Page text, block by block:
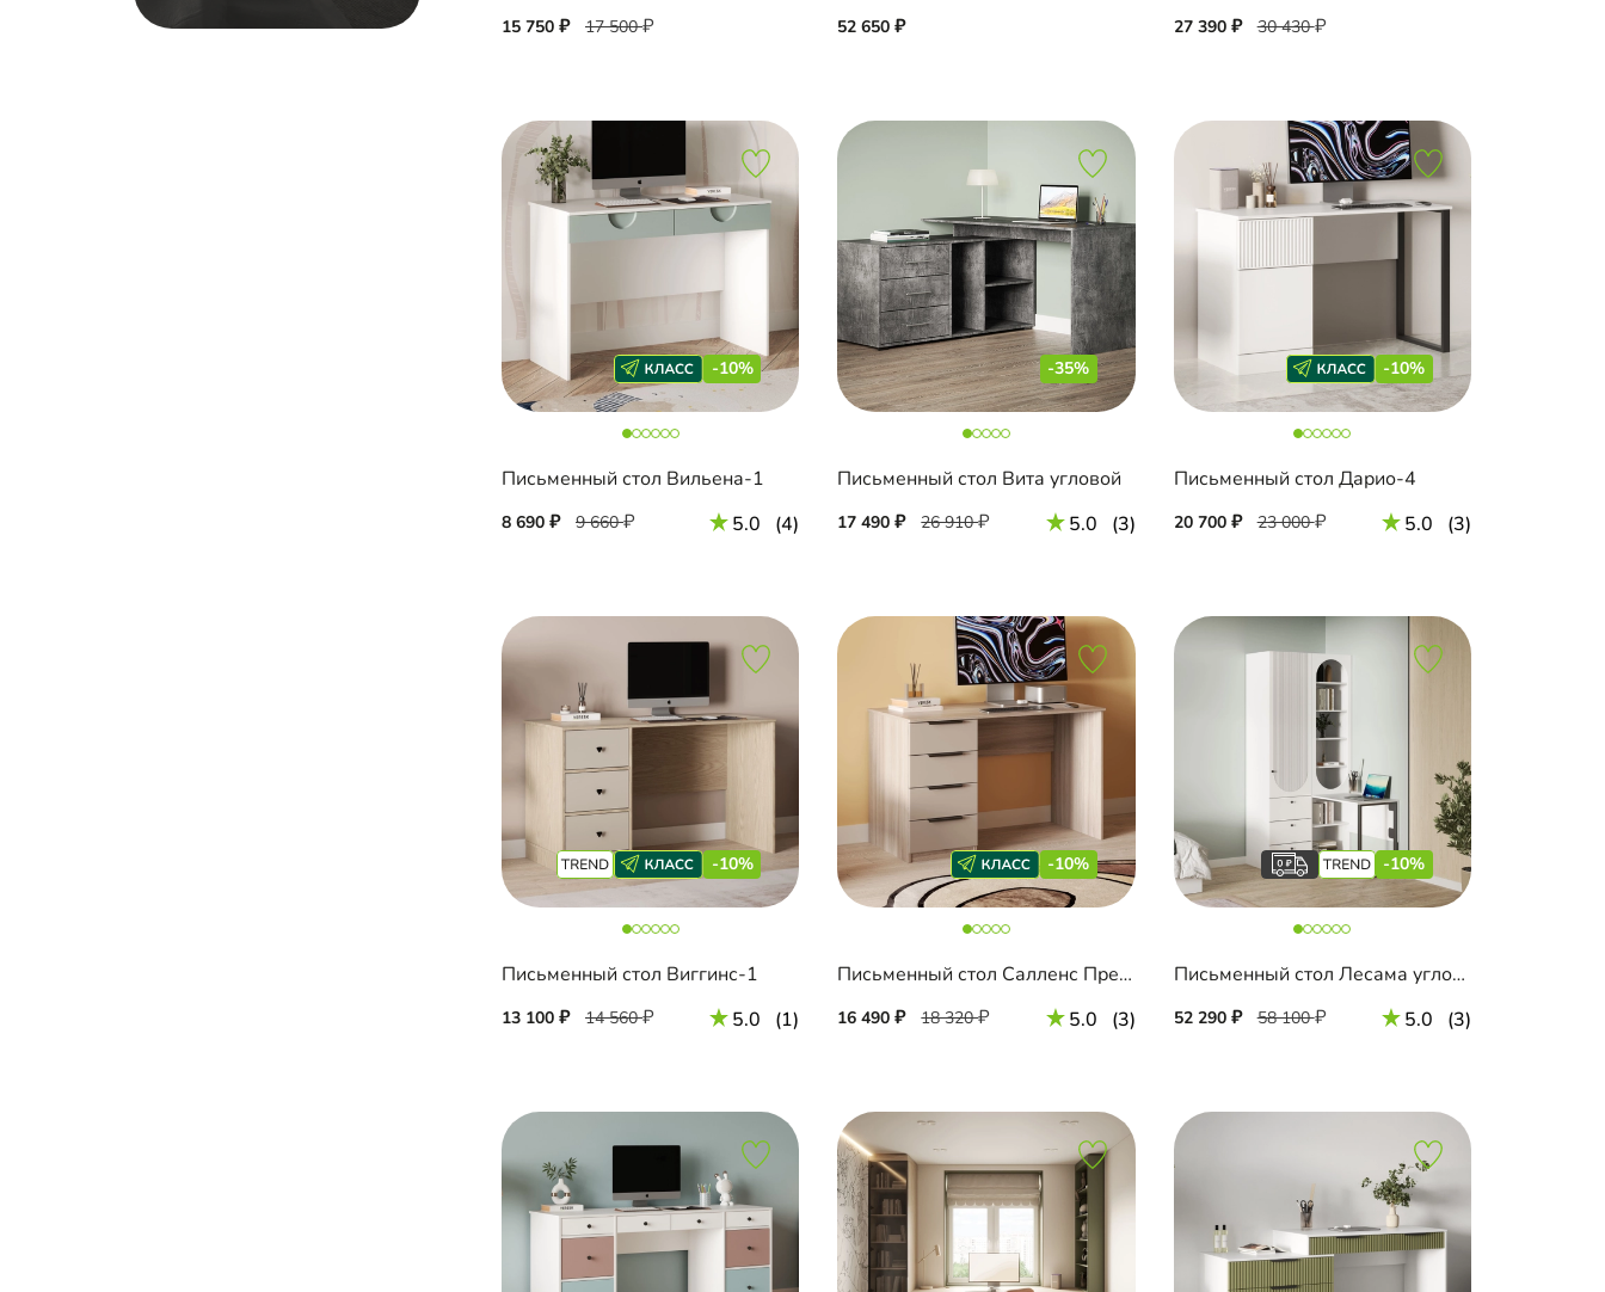
15 750 17 500 52 650 27 390 30 430
-10%
Письменный стол Вильена-1
8 690 9 660 5.0 (4)
-35%
Письменный стол Вита угловой
17 490 26 910 5.0 (3)
-10%
Письменный стол Дарио-4
20 700 23 000 5.0 (3)
-10%
Письменный стол Виггинс-1
13 100 14 560 5.0 (1)
-10%
Письменный стол Салленс Премиум
16 490 18 320 5.0 (3)
-10%
Письменный стол Лесама угловой
52 290 58 100 5.0 (3)